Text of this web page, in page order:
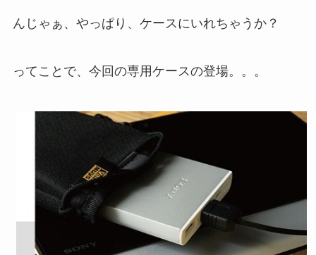
んじゃぁ、やっぱり、ケースにいれちゃうか？
ってことで、今回の専用ケースの登場。。。